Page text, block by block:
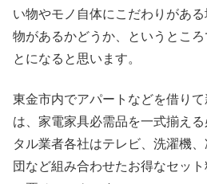
い物やモノ自体にこだわりがあ
物があるかどうか、というとこ
とになると思います。
東金市内でアパートなどを借り
は、家電家具必需品を一式揃え
タル業者各社はテレビ、洗濯機
団など組み合わせたお得なセッ